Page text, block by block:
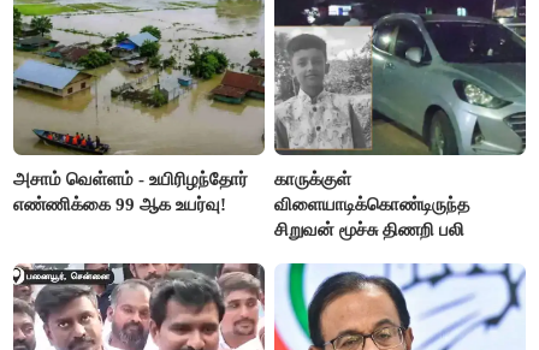
அசாம் வெள்ளம் - உயிரிழந்தோர்
எண்ணிக்கை 99 ஆக உயர்வு!
காருக்குள்
விளையாடிக்கொண்டிருந்த
சிறுவன் மூச்சு திணறி பலி